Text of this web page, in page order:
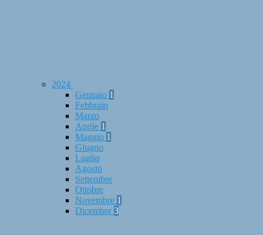
2024
Gennaio 1
Febbraio
Marzo
Aprile 1
Maggio 1
Giugno
Luglio
Agosto
Settembre
Ottobre
Novembre 1
Dicembre 3